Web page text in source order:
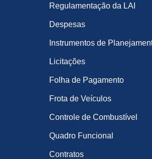
Regulamentação da LAI
Despesas
Instrumentos de
Licitações
Folha de Pagamento
Frota de Veículos
Controle de Combustível
Quadro Funcional
Contratos